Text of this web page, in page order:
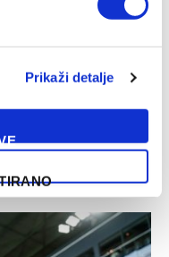
Prikaži detalje
Evrope
na Poljudu, Splićani